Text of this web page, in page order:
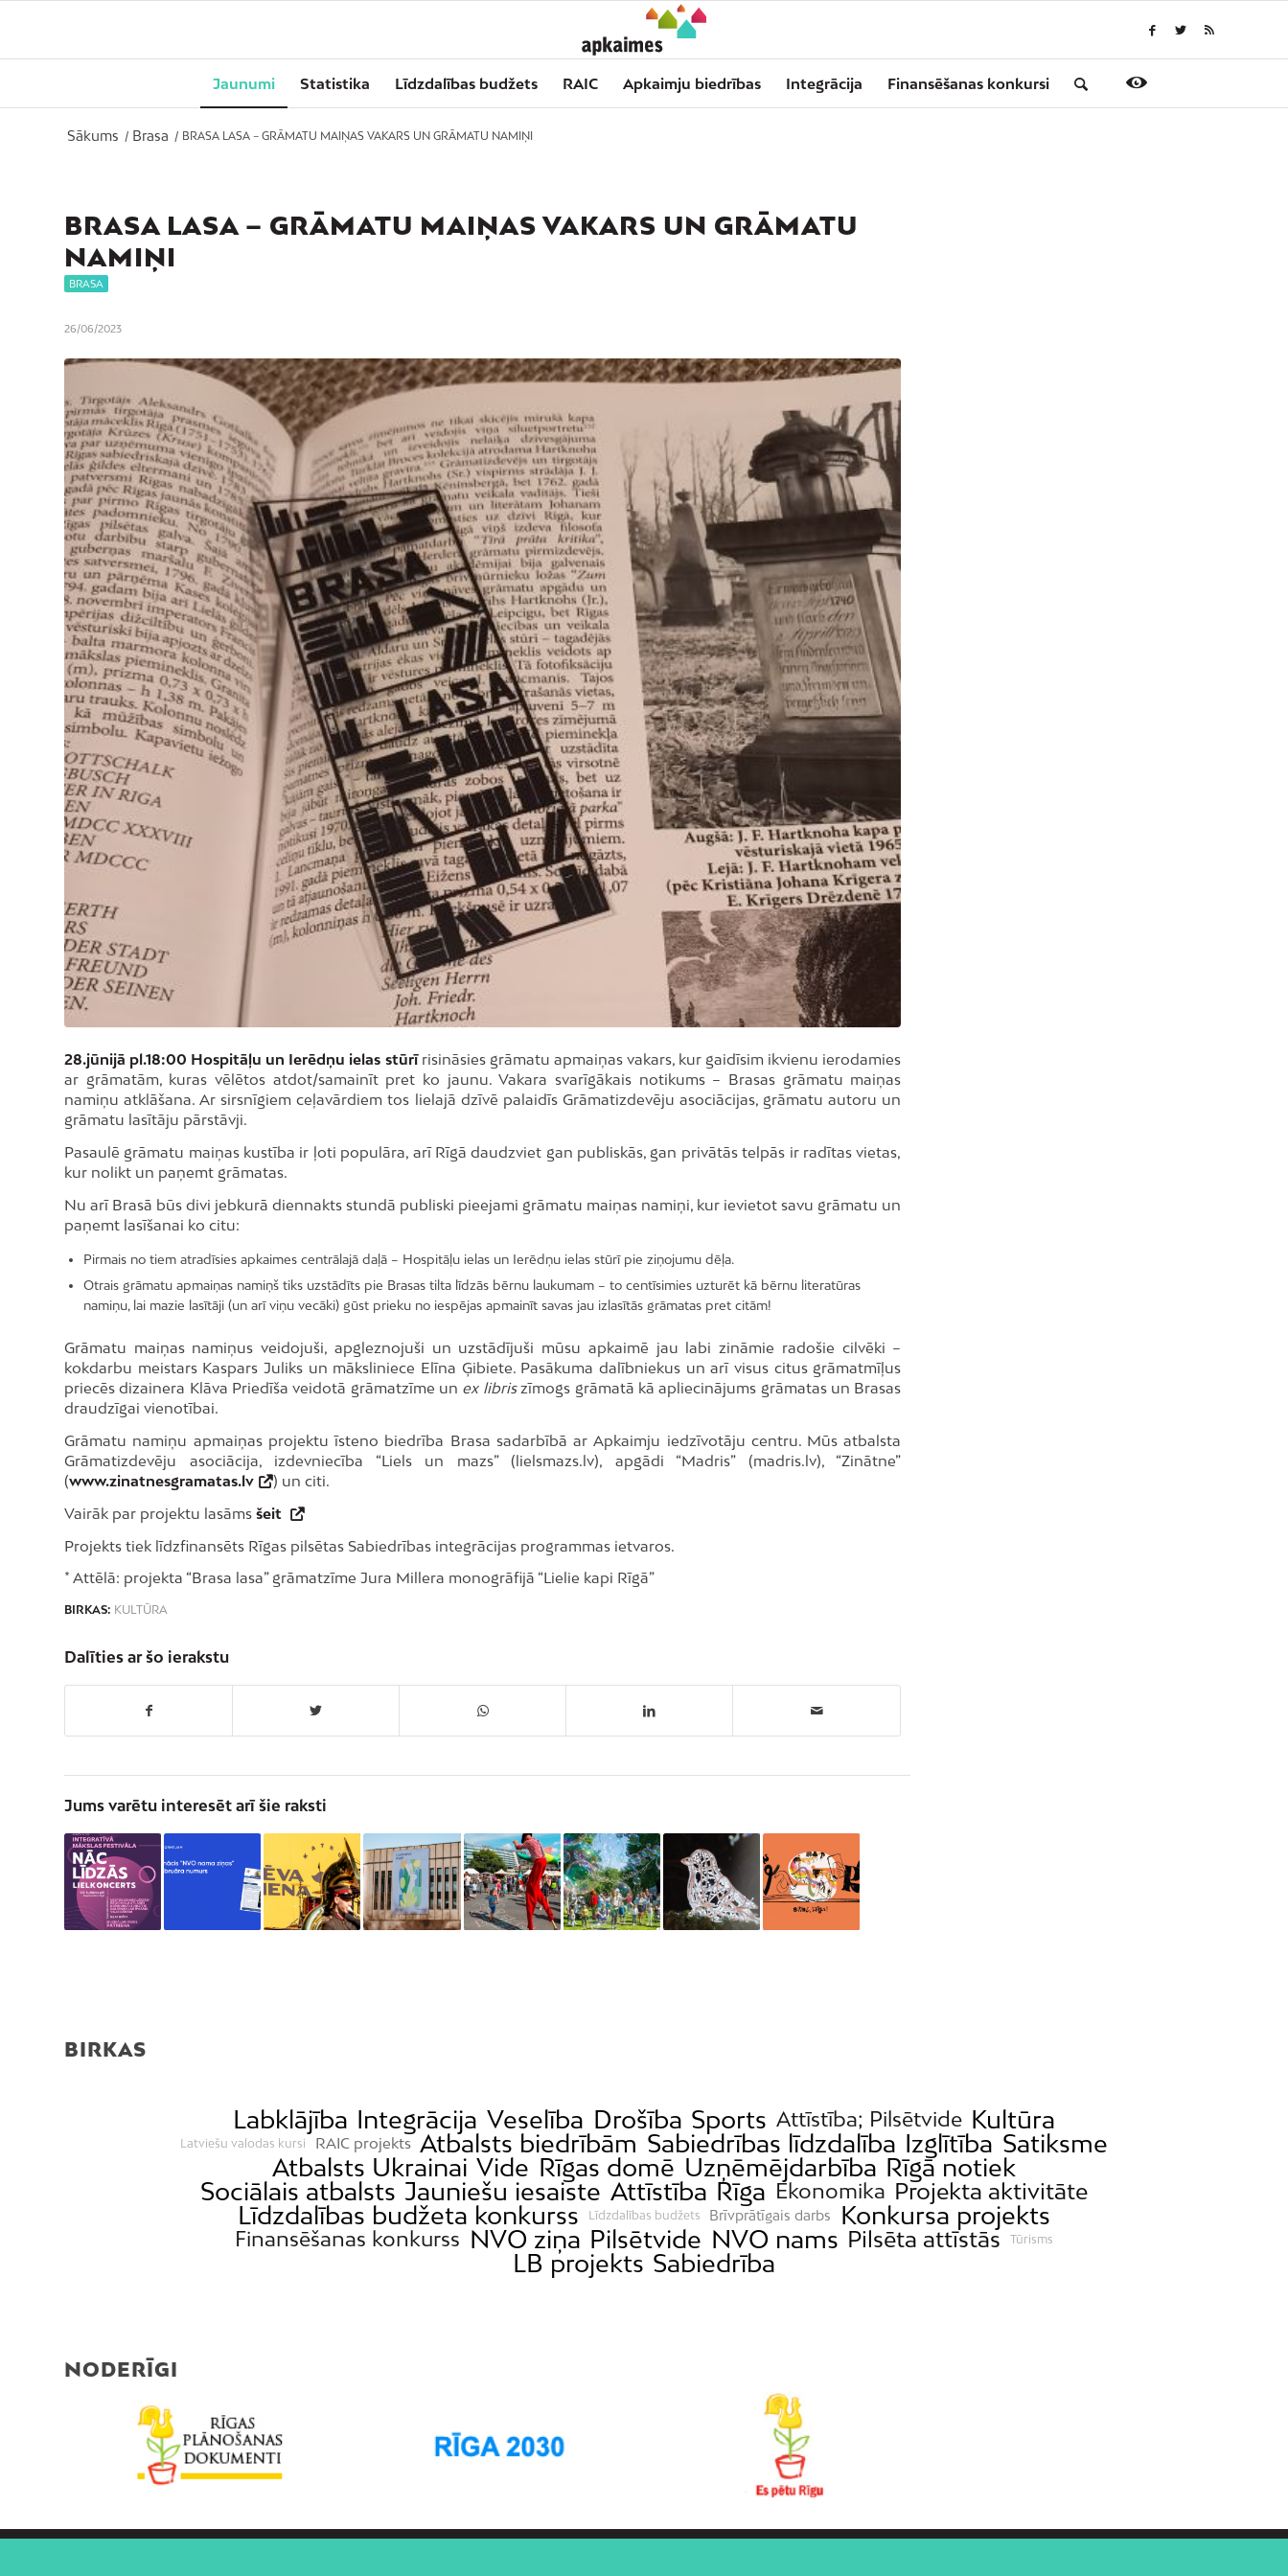
Jaunumi Statistika Līdzdalības budžets RAIC Apkaimju biedrības Integrācija Finansēšanas konkursi
Sākums / Brasa / BRASA LASA – GRĀMATU MAIŅAS VAKARS UN GRĀMATU NAMIŅI
BRASA LASA – GRĀMATU MAIŅAS VAKARS UN GRĀMATU
NAMIŅI
BRASA
26/06/2023
28.jūnijā pl.18:00 Hospitāļu un Ierēdņu ielas stūrīrisināsies grāmatu apmaiņas vakars, kur gaidīsim ikvienu ierodamies
ar grāmatām, kuras vēlētos atdot/samainīt pret ko jaunu. Vakara svarīgākais notikums – Brasas grāmatu maiņas
namiņu atklāšana. Ar sirsnīgiem ceļavārdiem tos lielajā dzīvē palaidīs Grāmatizdevēju asociācijas, grāmatu autoru un
grāmatu lasītāju pārstāvji.
Pasaulē grāmatu maiņas kustība ir ļoti populāra, arī Rīgā daudzviet gan publiskās, gan privātās telpās ir radītas vietas,
kur nolikt un paņemt grāmatas.
Nu arī Brasā būs divi jebkurā diennakts stundā publiski pieejami grāmatu maiņas namiņi, kur ievietot savu grāmatu un
paņemt lasīšanai ko citu:
Pirmais no tiem atradīsies apkaimes centrālajā daļā – Hospitāļu ielas un Ierēdņu ielas stūrī pie ziņojumu dēļa.
Otrais grāmatu apmaiņas namiņš tiks uzstādīts pie Brasas tilta līdzās bērnu laukumam – to centīsimies uzturēt kā bērnu literatūras
namiņu, lai mazie lasītāji (un arī viņu vecāki) gūst prieku no iespējas apmainīt savas jau izlasītās grāmatas pret citām!
Grāmatu maiņas namiņus veidojuši, apgleznojuši un uzstādījuši mūsu apkaimē jau labi zināmie radošie cilvēki –
kokdarbu meistars Kaspars Juliks un māksliniece Elīna Ģibiete. Pasākuma dalībniekus un arī visus citus grāmatmīļus
priecēs dizainera Klāva Priedīša veidotā grāmatzīme un ex libriszīmogs grāmatā kā apliecinājums grāmatas un Brasas
draudzīgai vienotībai.
Grāmatu namiņu apmaiņas projektu īsteno biedrība Brasa sadarbībā ar Apkaimju iedzīvotāju centru. Mūs atbalsta
Grāmatizdevēju asociācija, izdevniecība “Liels un mazs” (lielsmazs.lv), apgādi “Madris” (madris.lv), “Zinātne”
(www.zinatnesgramatas.lv
) un citi.
Vairāk par projektu lasāms šeit
Projekts tiek līdzfinansēts Rīgas pilsētas Sabiedrības integrācijas programmas ietvaros.
* Attēlā: projekta “Brasa lasa” grāmatzīme Jura Millera monogrāfijā “Lielie kapi Rīgā”
BIRKAS: KULTŪRA
Dalīties ar šo ierakstu
Jums varētu interesēt arī šie raksti
BIRKAS
Labklājība Integrācija Veselība Drošība Sports Attīstība; Pilsētvide Kultūra
Latviešu valodas kursi RAIC projekts Atbalsts biedrībām Sabiedrības līdzdalība Izglītība Satiksme
Atbalsts Ukrainai Vide Rīgas domē Uzņēmējdarbība Rīgā notiek
Sociālais atbalsts Jauniešu iesaiste Attīstība Rīga Ekonomika Projekta aktivitāte
Līdzdalības budžeta konkurss Līdzdalības budžets Brīvprātīgais darbs Konkursa projekts
Finansēšanas konkurss NVO ziņa Pilsētvide NVO nams Pilsēta attīstās Tūrisms
LB projekts Sabiedrība
NODERĪGI